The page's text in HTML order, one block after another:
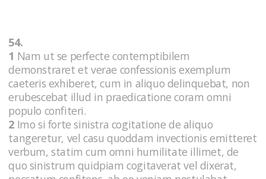
54.
1 Nam ut se perfecte contemptibilem
demonstraret et verae confessionis exemplum
caeteris exhiberet, cum in aliquo delinquebat, non
erubescebat illud in praedicatione coram omni
populo confiteri.
2 Imo si forte sinistra cogitatione de aliquo
tangeretur, vel casu quoddam invectionis emitteret
verbum, statim cum omni humilitate illimet, de
quo sinistrum quidpiam cogitaverat vel dixerat,